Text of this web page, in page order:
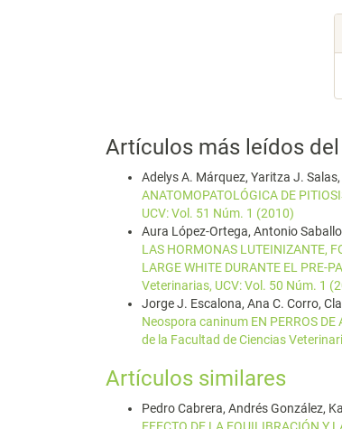
Artículos más leídos
Adelys A. Márquez, Yaritza J.
ANATOMOPATOLÓGICA DE
UCV: Vol. 51 Núm. 1 (2010)
Aura López-Ortega, Antonio
LAS HORMONAS LUTEINIZANTE,
LARGE WHITE DURANTE EL PRE-
Veterinarias, UCV: Vol. 50 Núm. 1
Jorge J. Escalona, Ana C. Corro,
Neospora caninum EN PERROS DE
de la Facultad de Ciencias
Artículos similares
Pedro Cabrera, Andrés González,